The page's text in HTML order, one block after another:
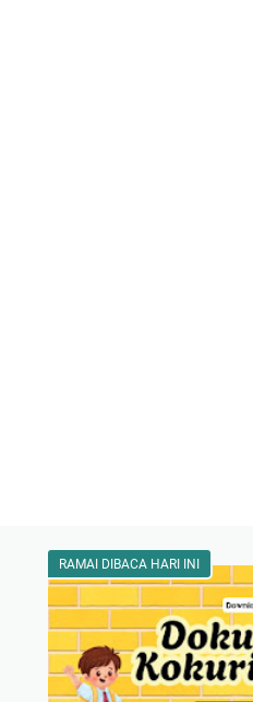
RAMAI DIBACA HARI INI